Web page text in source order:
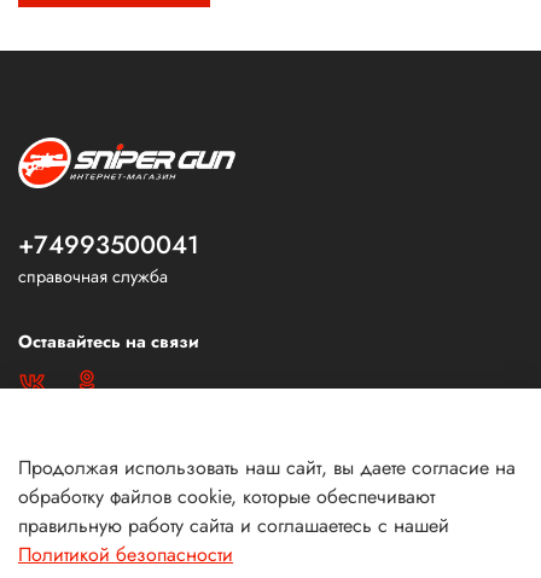
+74993500041
справочная служба
Оставайтесь на связи
Продолжая использовать наш сайт, вы даете согласие на
обработку файлов cookie, которые обеспечивают
правильную работу сайта и соглашаетесь с нашей
Политикой безопасности